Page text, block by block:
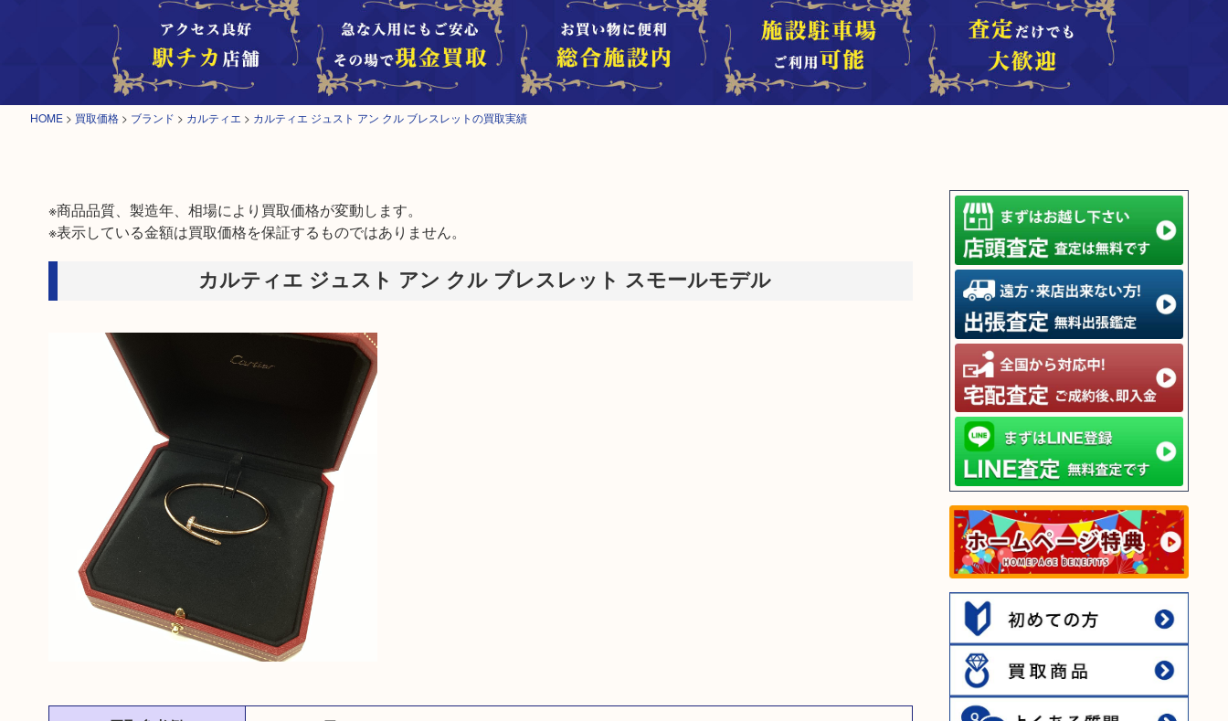
HOME > 買取価格 > ブランド > カルティエ > カルティエ ジュスト アン クル ブレスレットの買取実績
※商品品質、製造年、相場により買取価格が変動します。
※表示している金額は買取価格を保証するものではありません。
カルティエ ジュスト アン クル ブレスレット スモールモデル